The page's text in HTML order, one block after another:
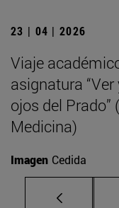
23 | 04 | 2026
Viaje
asignatura
ojos del Prado”
Medicina)
Imagen Cedida